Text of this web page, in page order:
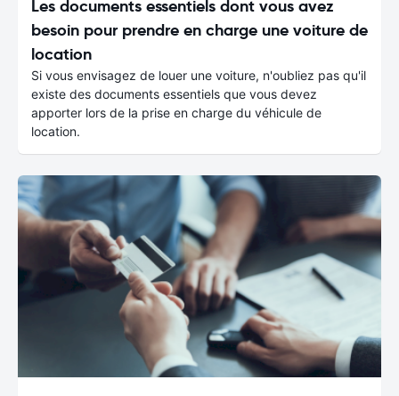
Les documents essentiels dont vous avez
besoin pour prendre en charge une voiture de
location
Si vous envisagez de louer une voiture, n'oubliez pas qu'il
existe des documents essentiels que vous devez
apporter lors de la prise en charge du véhicule de
location.